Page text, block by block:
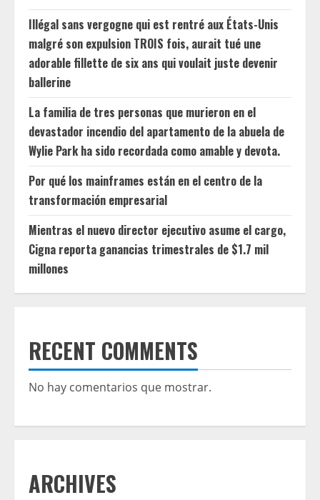
Illégal sans vergogne qui est rentré aux États-Unis
malgré son expulsion TROIS fois, aurait tué une
adorable fillette de six ans qui voulait juste devenir
ballerine
La familia de tres personas que murieron en el
devastador incendio del apartamento de la abuela de
Wylie Park ha sido recordada como amable y devota.
Por qué los mainframes están en el centro de la
transformación empresarial
Mientras el nuevo director ejecutivo asume el cargo,
Cigna reporta ganancias trimestrales de $1.7 mil
millones
RECENT COMMENTS
No hay comentarios que mostrar.
ARCHIVES